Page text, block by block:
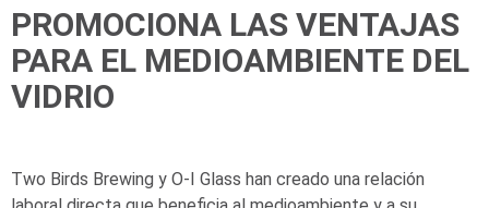
PROMOCIONA LAS VENTAJAS
PARA EL MEDIOAMBIENTE DEL
VIDRIO
Two Birds Brewing y O-I Glass han creado una relación